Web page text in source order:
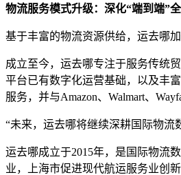
物流服务模式升级：深化“端到端”
基于丰富的物流资源供给，运去哪
成立至今，运去哪专注于服务传统
平台已有数字化运营基础，以及丰
服务，并与Amazon、Walmart、
“未来，运去哪将继续深耕国际物流
运去哪成立于2015年，是国际物流
业，上海市促进现代航运服务业创